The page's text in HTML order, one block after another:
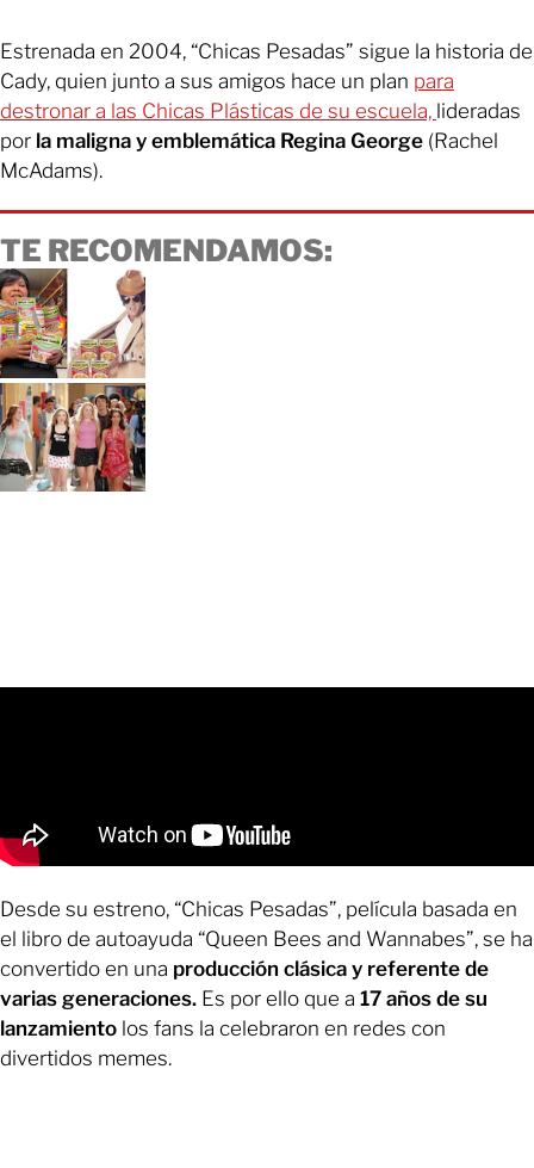
Estrenada en 2004, “Chicas Pesadas” sigue la historia de
Cady, quien junto a sus amigos hace un plan para
destronar a las Chicas Plásticas de su escuela, lideradas
por la maligna y emblemática Regina George (Rachel
McAdams).
TE RECOMENDAMOS:
Desde su estreno, “Chicas Pesadas”, película basada en
el libro de autoayuda “Queen Bees and Wannabes”, se ha
convertido en una producción clásica y referente de
varias generaciones. Es por ello que a 17 años de su
lanzamiento los fans la celebraron en redes con
divertidos memes.